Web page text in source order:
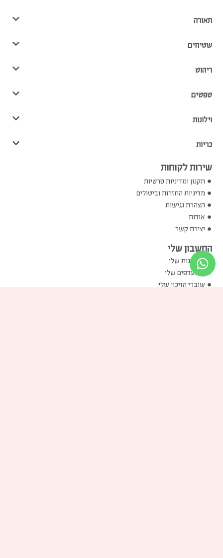
תאורה
שטיחים
ריהוט
טפטים
וילונות
כריות
שירות לקוחות
תקנון ומדיניות פרטיות
מדיניות החזרות וביטולים
הצהרת נגישות
אודות
יצירת קשר
החשבון שלי
ההזמנות שלי
המועדפים שלי
שוברי הזיכוי שלי